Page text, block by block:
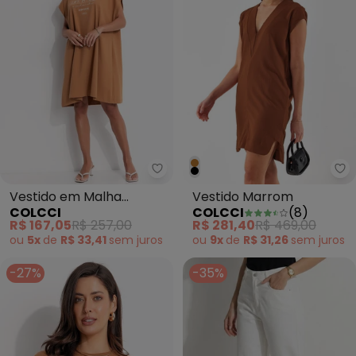
Colcci - Vestido em Malha
Vestido em Malha
Marrom
COLCCI
R$ 167,05R$ 257,00
ou 5x de R$ 33,41 sem juros
Vestido Marrom
COLCCI
(8)
R$ 281,40R$ 469,00
ou 9x de R$ 31,26 sem juros
-27% -35%